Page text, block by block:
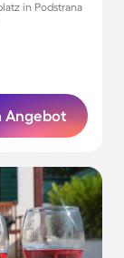
in Podstrana
Angebot